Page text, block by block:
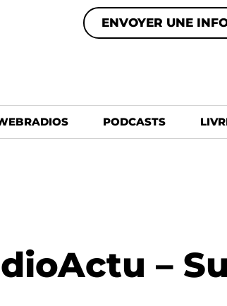
ENVOYER UNE
PODCASTS
–